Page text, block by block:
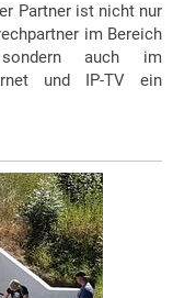
Partner ist nicht nur
im Bereich
auch im
und IP-TV ein